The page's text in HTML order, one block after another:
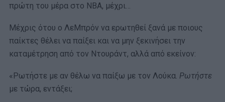
πρώτη του μέρα στο ΝΒΑ, μέχρι…
Μέχρις ότου ο ΛεΜπρόν να ερωτηθεί ξανά με ποιους
παίκτες θέλει να παίξει και να μην ξεκινήσει την
καταμέτρηση από τον Ντουράντ, αλλά από εκείνον:
«Ρωτήστε με αν θέλω να παίξω με τον Λούκα. Ρωτήστε
με τώρα, εντάξει;